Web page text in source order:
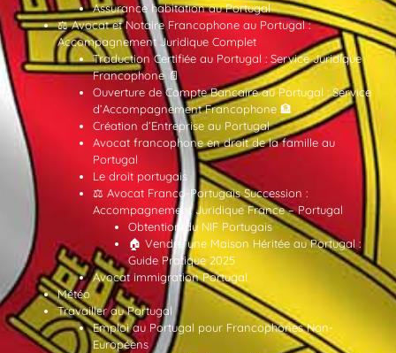
Assurance habitation au Portugal
⚖️ Avocat et Notaire Francophone au Portugal :
Accompagnement Juridique Complet
Traduction Certifiée au Portugal : Service Juridique
Francophone 📄
Ouverture de Compte Bancaire au Portugal : Service
d’Accompagnement Francophone 🏦
Création d’Entreprise au Portugal
Avocat francophone en droit de la famille au
Portugal
Le droit portugais
⚖️ Avocat Franco-Portugais Succession :
Accompagnement Juridique France – Portugal
Obtention du NIF Portugais
🏠 Vendre une Maison Héritée au Portugal :
Guide Pratique 2025
Avocat immigration Portugal
Météo
Travailler au Portugal
Emploi au Portugal pour Francophones Non-
Européens